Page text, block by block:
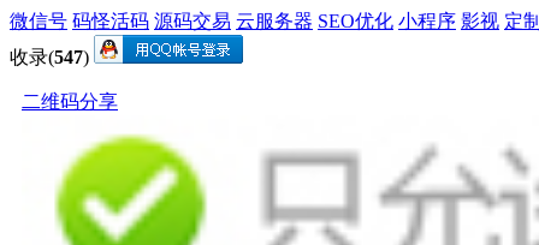
微信号 码怪活码 源码交易 云服务器 SEO优化 小程序 影视 定制
收录(547)
二维码分享